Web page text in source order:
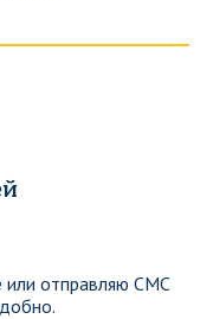
или отправляю СМС